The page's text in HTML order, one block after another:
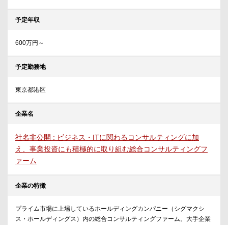
予定年収
600万円～
予定勤務地
東京都港区
企業名
社名非公開 : ビジネス・ITに関わるコンサルティングに加
え、事業投資にも積極的に取り組む総合コンサルティングフ
ァーム
企業の特徴
プライム市場に上場しているホールディングカンパニー（シグマクシ
ス・ホールディングス）内の総合コンサルティングファーム。大手企業